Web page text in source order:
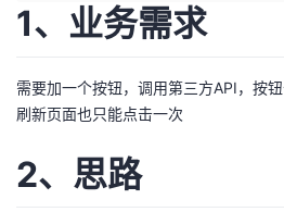
页
开
发
1、业务需求
需要加一个按钮，调用第三方API，按
刷新页面也只能点击一次
2、思路